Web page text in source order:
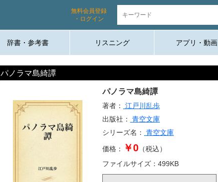
無料会員登録
・ログイン
辞書・参考書 リスニング アプリ・動画
パノラマ島綺譚
パノラマ島綺譚
著者：
江戸川乱歩
出版社：
青空文庫
シリーズ名：
青空文庫
価格： ￥0 （税込）
ファイルサイズ： 499KB